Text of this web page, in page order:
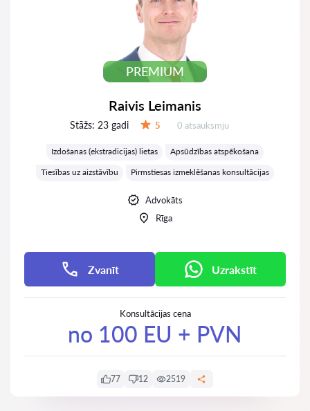
PREMIUM
Raivis Leimanis
Stāžs: 23 gadi 5 Atsauksmes:
0 atsauksmju
Izdošanas (ekstradicijas) lietas
Apsūdzības atspēkošana
Tiesības uz aizstāvību
Pirmstiesas izmeklēšanas konsultācijas
Advokāts
Rīga
Zvanīt Uzrakstīt
Konsultācijas cena
no 100 EU + PVN
77 12 2519